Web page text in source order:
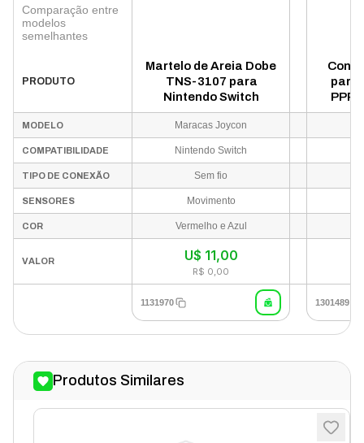
Comparação entre
modelos
semelhantes
PRODUTO
Martelo de Areia Dobe
TNS-3107 para
Nintendo Switch
para
PPP
MODELO Maracas Joycon
COMPATIBILIDADE Nintendo Switch
TIPO DE CONEXÃO Sem fio
SENSORES Movimento
COR Vermelho e Azul
VALOR U$ 11,00
R$ 0,00
1131970 1301489
Produtos Similares